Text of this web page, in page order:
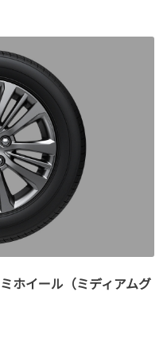
ホイール（ミディアムグ